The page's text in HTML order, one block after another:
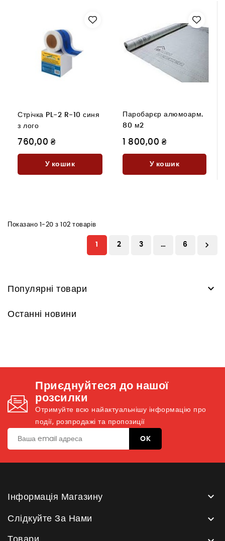
Стрічка PL-2 R-10 синя
з лого
760,00 ₴
У кошик
Паробарєр алюмоарм.
80 м2
1 800,00 ₴
У кошик
Показано 1-20 з 102 товарів
1 2 3 … 6 
Популярні товари 
Останні новини
Приєднуйтеся до нашої
розсилки
Отримуйте всю найактуальнішу інформацію про
події, розпродажі та пропозиції
Інформація Магазину 
Слідкуйте За Нами 